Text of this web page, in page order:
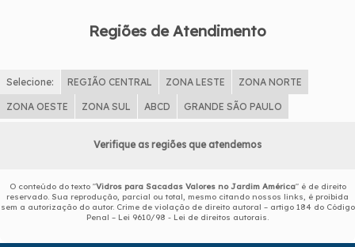
Regiões de Atendimento
Selecione: REGIÃO CENTRAL ZONA LESTE ZONA NORTE
ZONA OESTE ZONA SUL ABCD GRANDE SÃO PAULO
Verifique as regiões que atendemos
O conteúdo do texto "Vidros para Sacadas Valores no Jardim América" é de direito
reservado. Sua reprodução, parcial ou total, mesmo citando nossos links, é proibida
sem a autorização do autor. Crime de violação de direito autoral – artigo 184 do Código
Penal – Lei 9610/98 - Lei de direitos autorais.